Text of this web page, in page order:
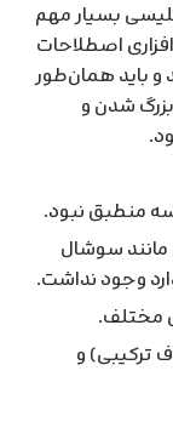
بسیار مهم
اصطلاحات
و باید همان‌طور
شدن و
منطبق نبود.
مانند سوشال
وجود نداشت.
مختلف.
ترکیبی) و